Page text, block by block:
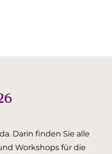
Darin finden Sie alle
Workshops für die